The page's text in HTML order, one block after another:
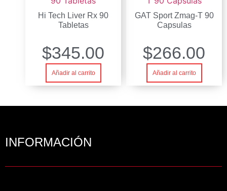
Hi Tech Liver Rx 90
Tabletas
$345.00
Añadir al carrito
GAT Sport Zmag-T 90
Capsulas
$266.00
Añadir al carrito
INFORMACIÓN